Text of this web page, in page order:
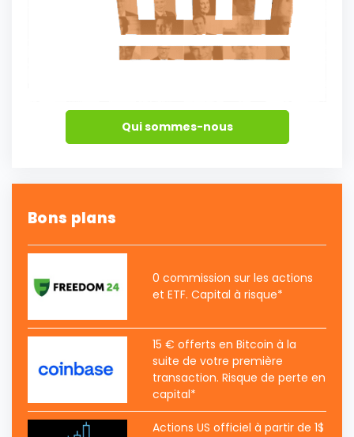
Qui sommes-nous
Bons plans
0 commission sur les actions
et ETF. Capital à risque*
15 € offerts en Bitcoin à la
suite de votre première
transaction. Risque de perte en
capital*
Actions US officiel à partir de 1$